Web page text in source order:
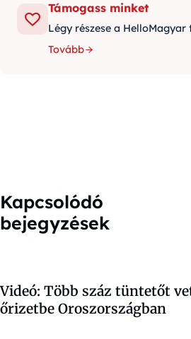
Támogass minket
Légy részese a HelloMagyar
Tovább
Kapcsolódó
bejegyzések
Videó: Több száz tüntetőt
őrizetbe Oroszországban